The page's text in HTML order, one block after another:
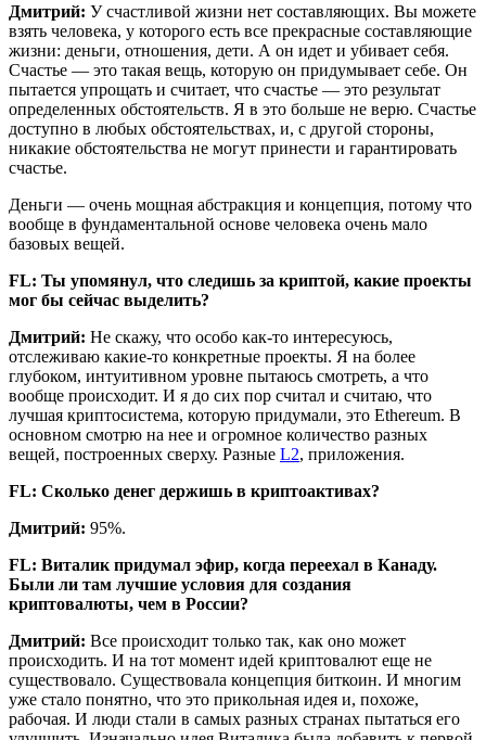
Дмитрий: У счастливой жизни нет составляющих. Вы можете
взять человека, у которого есть все прекрасные составляющие
жизни: деньги, отношения, дети. А он идет и убивает себя.
Счастье — это такая вещь, которую он придумывает себе. Он
пытается упрощать и считает, что счастье — это результат
определенных обстоятельств. Я в это больше не верю. Счастье
доступно в любых обстоятельствах, и, с другой стороны,
никакие обстоятельства не могут принести и гарантировать
счастье.
Деньги — очень мощная абстракция и концепция, потому что
вообще в фундаментальной основе человека очень мало
базовых вещей.
FL: Ты упомянул, что следишь за криптой, какие проекты
мог бы сейчас выделить?
Дмитрий: Не скажу, что особо как-то интересуюсь,
отслеживаю какие-то конкретные проекты. Я на более
глубоком, интуитивном уровне пытаюсь смотреть, а что
вообще происходит. И я до сих пор считал и считаю, что
лучшая криптосистема, которую придумали, это Ethereum. В
основном смотрю на нее и огромное количество разных
вещей, построенных сверху. Разные L2, приложения.
FL: Сколько денег держишь в криптоактивах?
Дмитрий: 95%.
FL: Виталик придумал эфир, когда переехал в Канаду.
Были ли там лучшие условия для создания
криптовалюты, чем в России?
Дмитрий: Все происходит только так, как оно может
происходить. И на тот момент идей криптовалют еще не
существовало. Существовала концепция биткоин. И многим
уже стало понятно, что это прикольная идея и, похоже,
рабочая. И люди стали в самых разных странах пытаться его